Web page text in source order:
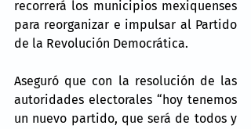
recorrerá los municipios mexiquenses
para reorganizar e impulsar al Partido
de la Revolución Democrática.
Aseguró que con la resolución de las
autoridades electorales “hoy tenemos
un nuevo partido, que será de todos y